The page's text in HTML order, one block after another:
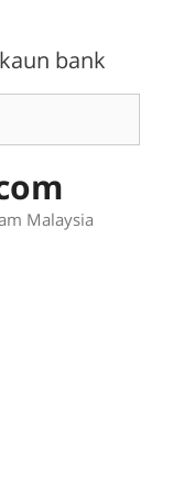
bank
Malaysia